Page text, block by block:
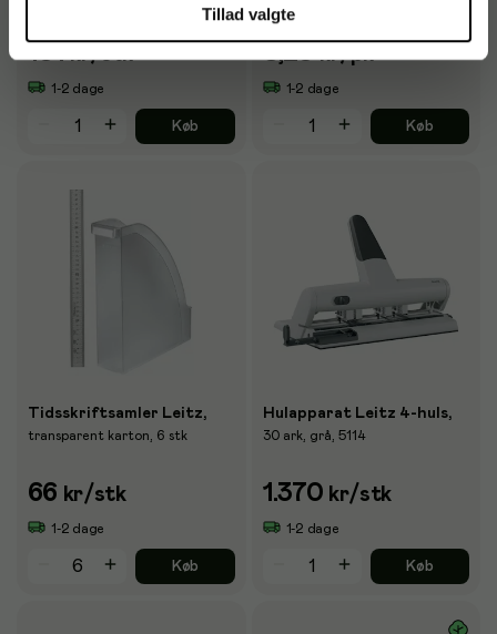
Tillad valgte
151kr/stk
1-2 dage
Køb
8,25kr/pk
1-2 dage
Køb
Tidsskriftsamler Leitz,
transparent karton, 6 stk
66 kr/stk
1-2 dage
Køb
Hulapparat Leitz 4-huls,
30 ark, grå, 5114
1.370 kr/stk
1-2 dage
Køb